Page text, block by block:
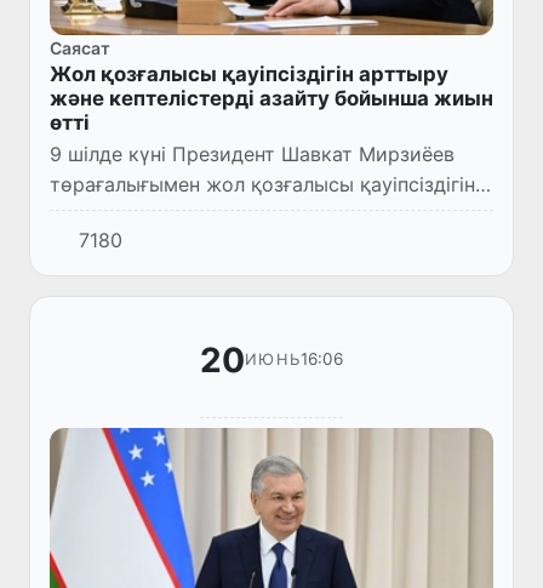
Саясат
Жол қозғалысы қауіпсіздігін арттыру
және кептелістерді азайту бойынша жиын
өтті
9 шілде күні Президент Шавкат Мирзиёев
төрағалығымен жол қозғалысы қауіпсіздігін
қамтамасыз ету, жол инфрақұрылымын
жақсарту және көлік кептелістерін азайту
мәселелеріне арналған в...
7180
20ИЮНЬ16:06